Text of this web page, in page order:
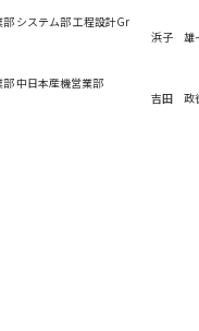
システム部 工程設計Gr
浜子 雄
中日本産機営業部
吉田 政